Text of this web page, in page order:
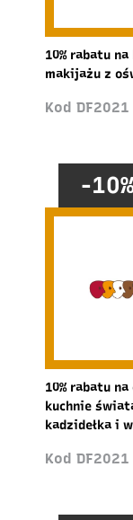
10% rabatu
makijażu z
Kod DF2021
-
10% rabatu
kuchnie
kadzidełka i
Kod DF2021